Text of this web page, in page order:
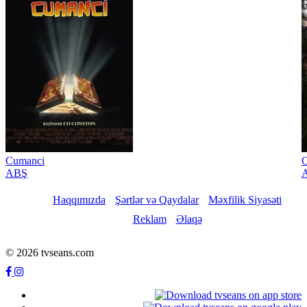
Cumanci
ABŞ
Haqqımızda Şərtlər və Qaydalar
Məxfilik Siyasəti
Reklam
Əlaqə
© 2026 tvseans.com